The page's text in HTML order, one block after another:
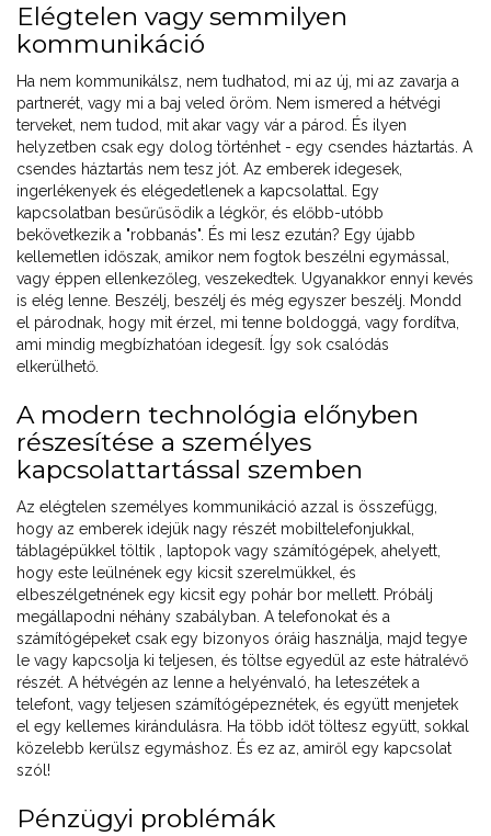
Elégtelen vagy semmilyen
kommunikáció
Ha nem kommunikálsz, nem tudhatod, mi az új, mi az zavarja a
partnerét, vagy mi a baj veled öröm. Nem ismered a hétvégi
terveket, nem tudod, mit akar vagy vár a párod. És ilyen
helyzetben csak egy dolog történhet - egy csendes háztartás. A
csendes háztartás nem tesz jót. Az emberek idegesek,
ingerlékenyek és elégedetlenek a kapcsolattal. Egy
kapcsolatban besűrűsödik a légkör, és előbb-utóbb
bekövetkezik a "robbanás". És mi lesz ezután? Egy újabb
kellemetlen időszak, amikor nem fogtok beszélni egymással,
vagy éppen ellenkezőleg, veszekedtek. Ugyanakkor ennyi kevés
is elég lenne. Beszélj, beszélj és még egyszer beszélj. Mondd
el párodnak, hogy mit érzel, mi tenne boldoggá, vagy fordítva,
ami mindig megbízhatóan idegesít. Így sok csalódás
elkerülhető.
A modern technológia előnyben
részesítése a személyes
kapcsolattartással szemben
Az elégtelen személyes kommunikáció azzal is összefügg,
hogy az emberek idejük nagy részét mobiltelefonjukkal,
táblagépükkel töltik , laptopok vagy számítógépek, ahelyett,
hogy este leülnének egy kicsit szerelmükkel, és
elbeszélgetnének egy kicsit egy pohár bor mellett. Próbálj
megállapodni néhány szabályban. A telefonokat és a
számítógépeket csak egy bizonyos óráig használja, majd tegye
le vagy kapcsolja ki teljesen, és töltse egyedül az este hátralévő
részét. A hétvégén az lenne a helyénvaló, ha leteszétek a
telefont, vagy teljesen számítógépeznétek, és együtt menjetek
el egy kellemes kirándulásra. Ha több időt töltesz együtt, sokkal
közelebb kerülsz egymáshoz. És ez az, amiről egy kapcsolat
szól!
Pénzügyi problémák